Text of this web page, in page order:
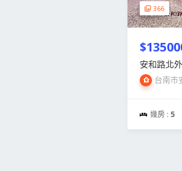
366
安和路北
台南市
幾房 : 5